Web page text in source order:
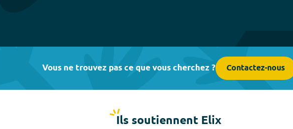
Vous ne trouvez pas ce que vous cherchez ? Contactez-nous
Ils soutiennent Elix